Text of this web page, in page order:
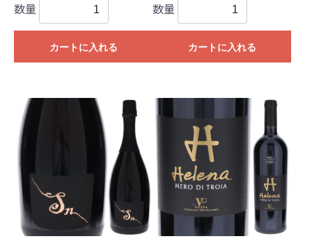
数量
カートに入れる
数量
カートに入れる